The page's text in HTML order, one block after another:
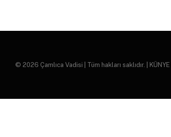
© 2026 Çamlıca Vadisi | Tüm hakları saklıdır. | KÜNYE